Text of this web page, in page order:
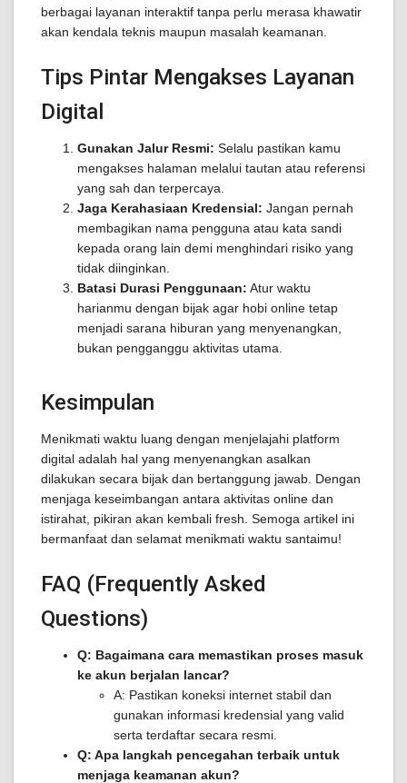
berbagai layanan interaktif tanpa perlu merasa khawatir
akan kendala teknis maupun masalah keamanan.
Tips Pintar Mengakses Layanan
Digital
Gunakan Jalur Resmi: Selalu pastikan kamu
mengakses halaman melalui tautan atau referensi
yang sah dan terpercaya.
Jaga Kerahasiaan Kredensial: Jangan pernah
membagikan nama pengguna atau kata sandi
kepada orang lain demi menghindari risiko yang
tidak diinginkan.
Batasi Durasi Penggunaan: Atur waktu
harianmu dengan bijak agar hobi online tetap
menjadi sarana hiburan yang menyenangkan,
bukan pengganggu aktivitas utama.
Kesimpulan
Menikmati waktu luang dengan menjelajahi platform
digital adalah hal yang menyenangkan asalkan
dilakukan secara bijak dan bertanggung jawab. Dengan
menjaga keseimbangan antara aktivitas online dan
istirahat, pikiran akan kembali fresh. Semoga artikel ini
bermanfaat dan selamat menikmati waktu santaimu!
FAQ (Frequently Asked
Questions)
Q: Bagaimana cara memastikan proses masuk
ke akun berjalan lancar?
A: Pastikan koneksi internet stabil dan
gunakan informasi kredensial yang valid
serta terdaftar secara resmi.
Q: Apa langkah pencegahan terbaik untuk
menjaga keamanan akun?